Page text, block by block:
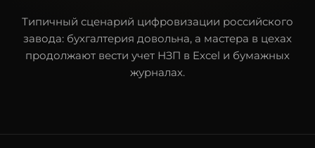
Типичный сценарий цифровизации российского
завода: бухгалтерия довольна, а мастера в цехах
продолжают вести учет НЗП в Excel и бумажных
журналах.